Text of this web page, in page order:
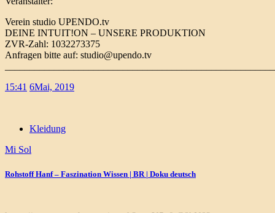
Verein studio UPENDO.tv
DEINE INTUIT!ON – UNSERE PRODUKTION
ZVR-Zahl: 1032273375
Anfragen bitte auf: studio@upendo.tv
15:41 6Mai, 2019
Kleidung
Mi Sol
Rohstoff Hanf – Faszination Wissen | BR | Doku deutsch